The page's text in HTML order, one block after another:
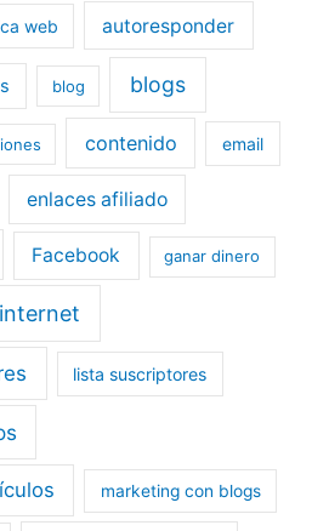
web autoresponder
blog blogs
contenido email
enlaces afiliado
Facebook ganar dinero
lista suscriptores
marketing con blogs